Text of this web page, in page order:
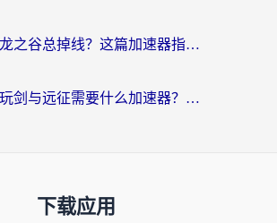
在国外玩龙之谷总掉线？这篇加速器指南帮你告别延迟卡顿！
人在国外玩剑与远征需要什么加速器？老玩家亲测的避坑指南来了
下载应用